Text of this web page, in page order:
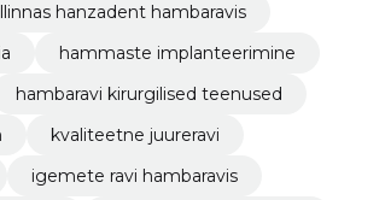
hanzadent hambaravis
hammaste implanteerimine
hambaravi kirurgilised teenused
kvaliteetne juureravi
igemete ravi hambaravis